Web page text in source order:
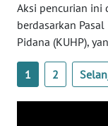
Aksi pencurian ini
berdasarkan
Pidana (KUHP),
1 2
WN
SUMSEL
WN